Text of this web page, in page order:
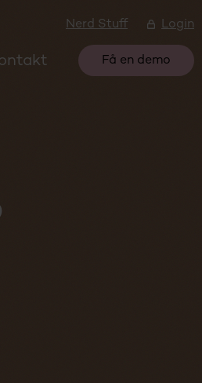
Nerd Stuff Login
Få en demo